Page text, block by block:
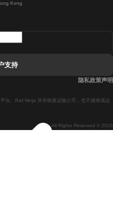
坡里的列車
塞罗那的列車
Kong
All Rights Reserved © 2026
台。Rail Ninja 并非铁路运输公司，也不拥有或运
支持
隐私政策声明